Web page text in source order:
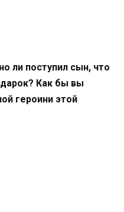
ли поступил сын, что
Как бы вы
героини этой